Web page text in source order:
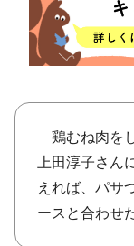
keyword
鶏むね肉を
上田淳子さん
えれば、パサ
ースと合わせ